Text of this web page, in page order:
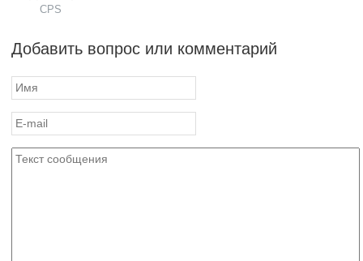
CPS
Добавить вопрос или комментарий